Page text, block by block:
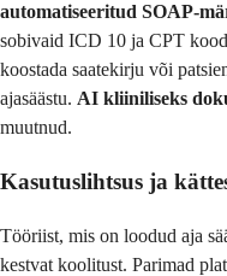
automatiseeritud SOAP-
sobivaid ICD 10 ja CPT
koostada saatekirju või
ajasäästu. AI kliiniliseks
muutnud.
Kasutuslihtsus ja
Tööriist, mis on loodud aja
kestvat koolitust. Parimad